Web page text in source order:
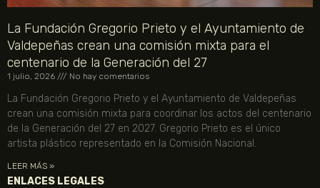
La Fundación Gregorio Prieto y el Ayuntamiento de
Valdepeñas crean una comisión mixta para el
centenario de la Generación del 27
1 julio, 2026 No hay comentarios
La Fundación Gregorio Prieto y el Ayuntamiento de Valdepeñas
crean una comisión mixta para coordinar los actos del centenario
de la Generación del 27 en 2027. Gregorio Prieto es el único
artista plástico representado en la Comisión Nacional.
LEER MÁS »
ENLACES LEGALES